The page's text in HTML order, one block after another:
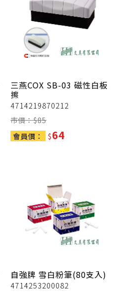
三燕COX SB-03 磁性白板
擦
4714219870212
市價：$85
會員價：
$64
自強牌 雪白粉筆(80支入)
4714253200082